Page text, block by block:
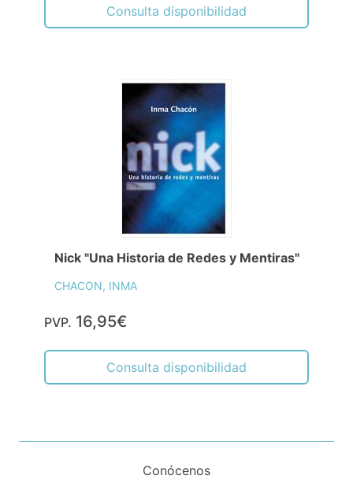
Consulta disponibilidad
Nick "Una Historia de Redes y Mentiras"
CHACON, INMA
PVP. 16,95€
Consulta disponibilidad
Conócenos